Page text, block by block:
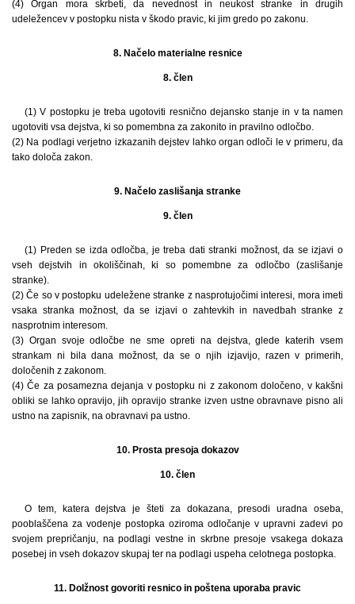
(4) Organ mora skrbeti, da nevednost in neukost stranke in drugih
udeležencev v postopku nista v škodo pravic, ki jim gredo po zakonu.
8. Načelo materialne resnice
8. člen
(1) V postopku je treba ugotoviti resnično dejansko stanje in v ta namen
ugotoviti vsa dejstva, ki so pomembna za zakonito in pravilno odločbo.
(2) Na podlagi verjetno izkazanih dejstev lahko organ odloči le v primeru, da
tako določa zakon.
9. Načelo zaslišanja stranke
9. člen
(1) Preden se izda odločba, je treba dati stranki možnost, da se izjavi o
vseh dejstvih in okoliščinah, ki so pomembne za odločbo (zaslišanje
stranke).
(2) Če so v postopku udeležene stranke z nasprotujočimi interesi, mora imeti
vsaka stranka možnost, da se izjavi o zahtevkih in navedbah stranke z
nasprotnim interesom.
(3) Organ svoje odločbe ne sme opreti na dejstva, glede katerih vsem
strankam ni bila dana možnost, da se o njih izjavijo, razen v primerih,
določenih z zakonom.
(4) Če za posamezna dejanja v postopku ni z zakonom določeno, v kakšni
obliki se lahko opravijo, jih opravijo stranke izven ustne obravnave pisno ali
ustno na zapisnik, na obravnavi pa ustno.
10. Prosta presoja dokazov
10. člen
O tem, katera dejstva je šteti za dokazana, presodi uradna oseba,
pooblaščena za vodenje postopka oziroma odločanje v upravni zadevi po
svojem prepričanju, na podlagi vestne in skrbne presoje vsakega dokaza
posebej in vseh dokazov skupaj ter na podlagi uspeha celotnega postopka.
11. Dolžnost govoriti resnico in poštena uporaba pravic